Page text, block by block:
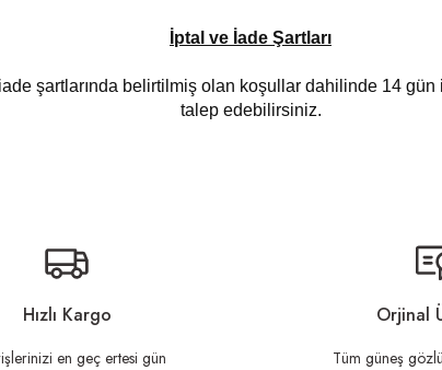
İptal ve İade Şartları
iade şartlarında belirtilmiş olan koşullar dahilinde 14
talep edebilirsiniz.
Hızlı Kargo
en geç ertesi gün
Orjinal
Tüm güneş